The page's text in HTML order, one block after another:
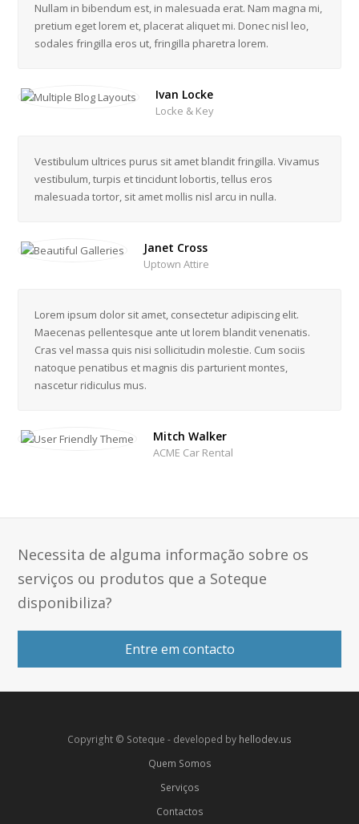
Nullam in bibendum est, in malesuada erat. Nam magna mi,
pretium eget lorem et, placerat aliquet mi. Donec nisl leo,
sodales fringilla eros ut, fringilla pharetra lorem.
Ivan Locke
Locke & Key
Vestibulum ultrices purus sit amet blandit fringilla. Vivamus
vestibulum, turpis et tincidunt lobortis, tellus eros
malesuada tortor, sit amet mollis nisl arcu in nulla.
Janet Cross
Uptown Attire
Lorem ipsum dolor sit amet, consectetur adipiscing elit.
Maecenas pellentesque ante ut lorem blandit venenatis.
Cras vel massa quis nisi sollicitudin molestie. Cum sociis
natoque penatibus et magnis dis parturient montes,
nascetur ridiculus mus.
Mitch Walker
ACME Car Rental
Necessita de alguma informação sobre os
serviços ou produtos que a Soteque
disponibiliza?
Entre em contacto
Copyright © Soteque - developed by hellodev.us
Quem Somos
Serviços
Contactos